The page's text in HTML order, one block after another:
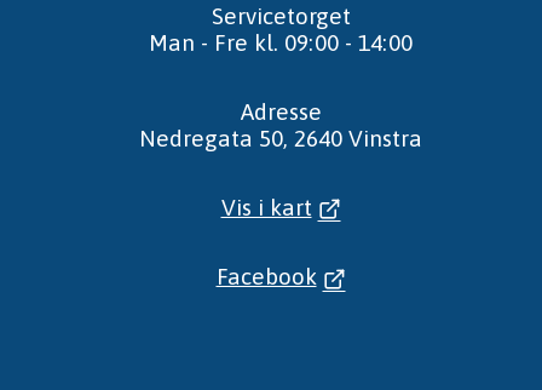
Servicetorget
Man - Fre kl. 09:00 - 14:00
Adresse
Nedregata 50, 2640 Vinstra
Vis i kart
Facebook